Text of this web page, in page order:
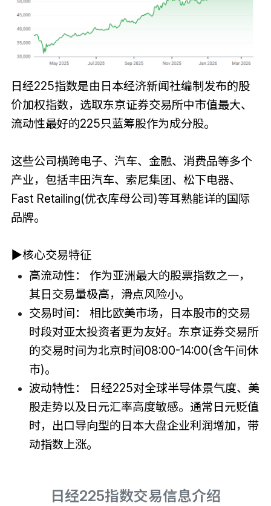
日经225指数是由日本经济新闻社编制发布的股
价加权指数，选取东京证券交易所中市值最大、
流动性最好的225只蓝筹股作为成分股。
这些公司横跨电子、汽车、金融、消费品等多个
产业，包括丰田汽车、索尼集团、松下电器、
Fast Retailing(优衣库母公司)等耳熟能详的国际
品牌。
▶核心交易特征
高流动性： 作为亚洲最大的股票指数之一，
其日交易量极高，滑点风险小。
交易时间： 相比欧美市场，日本股市的交易
时段对亚太投资者更为友好。东京证券交易所
的交易时间为北京时间08:00-14:00(含午间休
市)。
波动特性： 日经225对全球半导体景气度、美
股走势以及日元汇率高度敏感。通常日元贬值
时，出口导向型的日本大盘企业利润增加，带
动指数上涨。
日经225指数交易信息介绍